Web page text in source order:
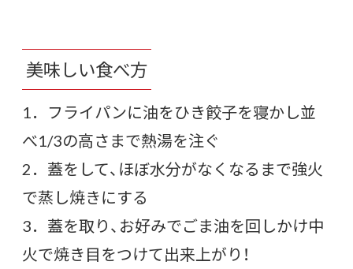
美味しい食べ方
1．フライパンに油をひき餃子を寝かし並
べ1/3の高さまで熱湯を注ぐ
2．蓋をして、ほぼ水分がなくなるまで強火
で蒸し焼きにする
3．蓋を取り、お好みでごま油を回しかけ中
火で焼き目をつけて出来上がり！